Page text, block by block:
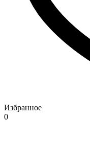
Избранное
0